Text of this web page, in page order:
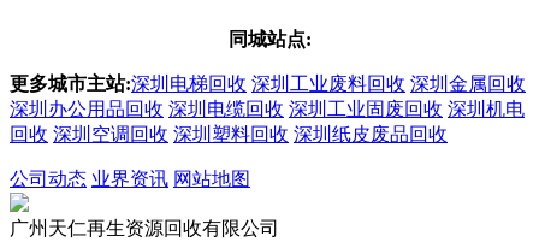
同城站点:
更多城市主站:深圳电梯回收 深圳工业废料回收 深圳金属回收
深圳办公用品回收 深圳电缆回收 深圳工业固废回收 深圳机电
回收 深圳空调回收 深圳塑料回收 深圳纸皮废品回收
公司动态 业界资讯 网站地图
广州天仁再生资源回收有限公司